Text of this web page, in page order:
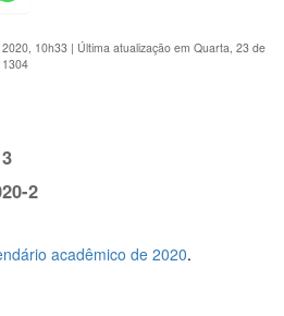
10h33 | Última atualização em Quarta, 23 de
1304
2
acadêmico de 2020.